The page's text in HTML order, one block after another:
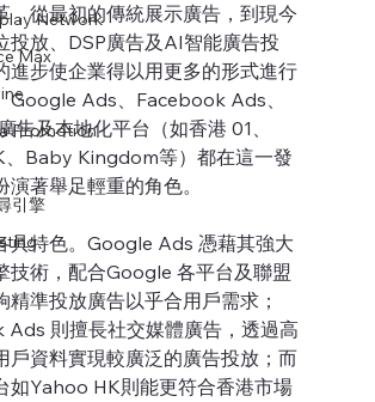
Network
Max
Promotion
引擎
，從最初的傳統展示廣告，到現今
投放、DSP廣告及AI智能廣告投
進步使企業得以用更多的形式進行
Google Ads、Facebook Ads、
告及本地化平台（如香港 01、
Baby Kingdom等）都在這一發
演著舉足輕重的角色。
具特色。Google Ads 憑藉其強大
技術，配合Google 各平台及聯盟
精準投放廣告以乎合用戶需求；
則擅長社交媒體廣告，透過高
戶資料實現較廣泛的廣告投放；而
如Yahoo HK則能更符合香港市場